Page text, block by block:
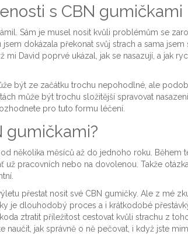
s CBN gumičkami
Sám je musel nosit kvůli problémům se
dokázala překonat svůj strach a sama
David poprvé ukázal, jak se nasazují, a jak
být ze začátku trochu nepohodlné, ale
může být trochu složitější spravovat
pro tuto formu léčení.
gumičkami?
několika měsíců až do jednoho roku. Během
už pracovních nebo na dovolenou. Takže
přestat nosit své CBN gumičky. Ale z mé
je dlouhodobý proces a i krátkodobé
ztratit příležitost cestovat kvůli strachu z
naučit, jak správně o ně pečovat, i když jste